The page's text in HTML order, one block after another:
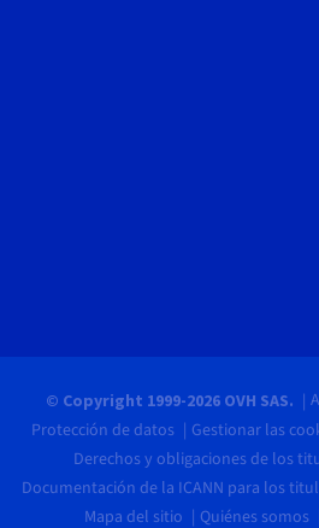
© Copyright 1999-2026 OVH SAS.
Protección de datos
Gestionar las
Derechos y obligaciones de los
Documentación de la ICANN para los
Mapa del sitio
Quiénes somos